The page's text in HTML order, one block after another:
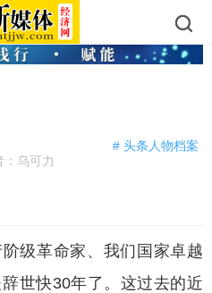
# 头条人物档案
：乌可力
级革命家、我们国家卓越
世快30年了。这过去的近